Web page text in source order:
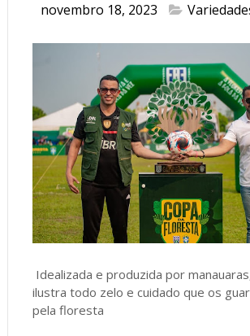
novembro 18, 2023
Idealizada e produzida por
ilustra todo zelo e cuidado que os
pela floresta